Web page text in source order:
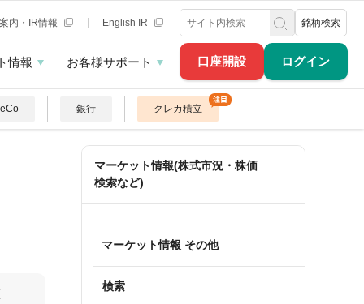
口座開設 ログイン
内・IR情報 English IR 銘柄検索
情報 お客様サポート
銀行 クレカ積立
マーケット情報(株式市況・株価
検索など)
マーケット情報 その他
検索